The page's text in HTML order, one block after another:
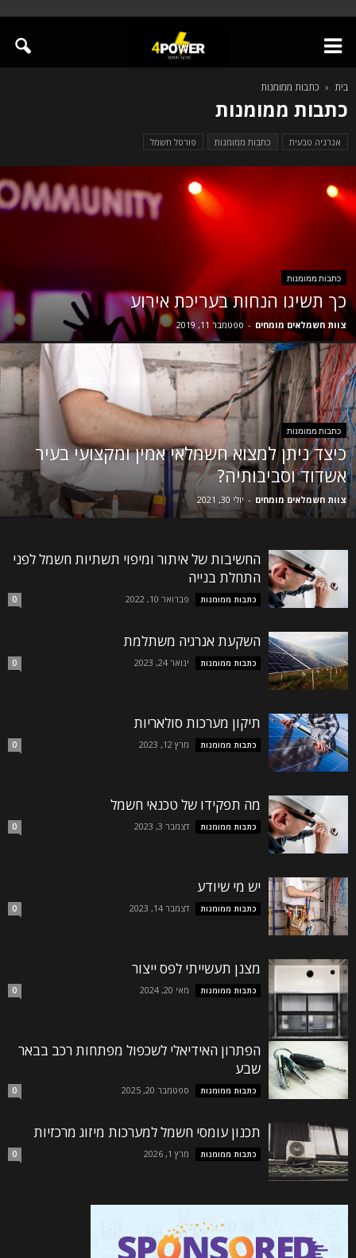
בית כתבות ממומנות
כתבות ממומנות
אנרגיה טבעית כתבות ממומנות פורטל חשמל
כתבות ממומנות
כך תשיגו הנחות בעריכת אירוע
צוות חשמלאים מומחים - ספטמבר 11, 2019
כתבות ממומנות
כיצד ניתן למצוא חשמלאי אמין ומקצועי בעיר
אשדוד וסביבותיה?
צוות חשמלאים מומחים - יולי 30, 2021
החשיבות של איתור ומיפוי תשתיות חשמל לפני
התחלת בנייה
כתבות ממומנות פברואר 10, 2022 0
השקעת אנרגיה משתלמת
כתבות ממומנות ינואר 24, 2023 0
תיקון מערכות סולאריות
כתבות ממומנות מרץ 12, 2023 0
מה תפקידו של טכנאי חשמל
כתבות ממומנות דצמבר 3, 2023 0
יש מי שיודע
כתבות ממומנות דצמבר 14, 2023 0
מצנן תעשייתי לפס ייצור
כתבות ממומנות מאי 20, 2024 0
הפתרון האידיאלי לשכפול מפתחות רכב בבאר
שבע
כתבות ממומנות ספטמבר 20, 2025 0
תכנון עומסי חשמל למערכות מיזוג מרכזיות
כתבות ממומנות מרץ 1, 2026 0